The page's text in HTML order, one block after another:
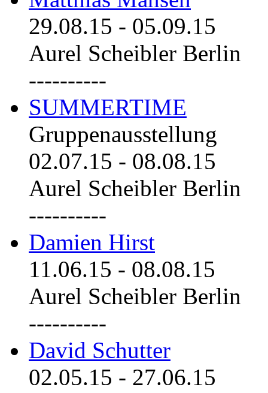
29.08.15 - 05.09.15
Aurel Scheibler Berlin
----------
SUMMERTIME
Gruppenausstellung
02.07.15 - 08.08.15
Aurel Scheibler Berlin
----------
Damien Hirst
11.06.15 - 08.08.15
Aurel Scheibler Berlin
----------
David Schutter
02.05.15 - 27.06.15